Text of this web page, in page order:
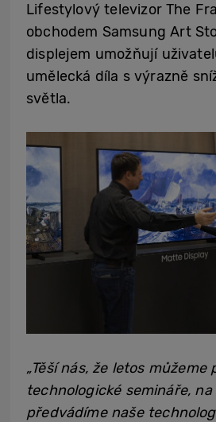
Lifestylový televizor The
obchodem Samsung Art
displejem umožňují
umělecká díla s výrazně
světla.
„Těší nás, že letos můžeme
technologické semináře,
předvádíme naše